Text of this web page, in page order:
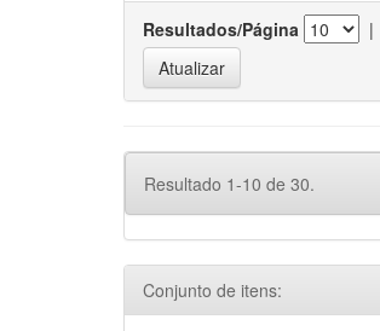
Resultados/Página |
Resultado 1-10 de 30.
Conjunto de itens: